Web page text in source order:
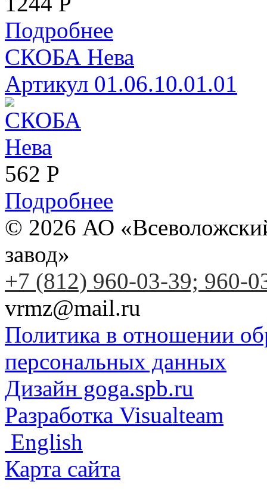
Подробнее
СКОБА Нева
Артикул 01.06.10.01.01
562 Р
Подробнее
© 2026 АО
завод»
+7 (812) 960-03-39; 960-
vrmz@mail.ru
Политика в отношении
персональных данных
Дизайн goga.spb.ru
Разработка Visualteam
English
Карта сайта